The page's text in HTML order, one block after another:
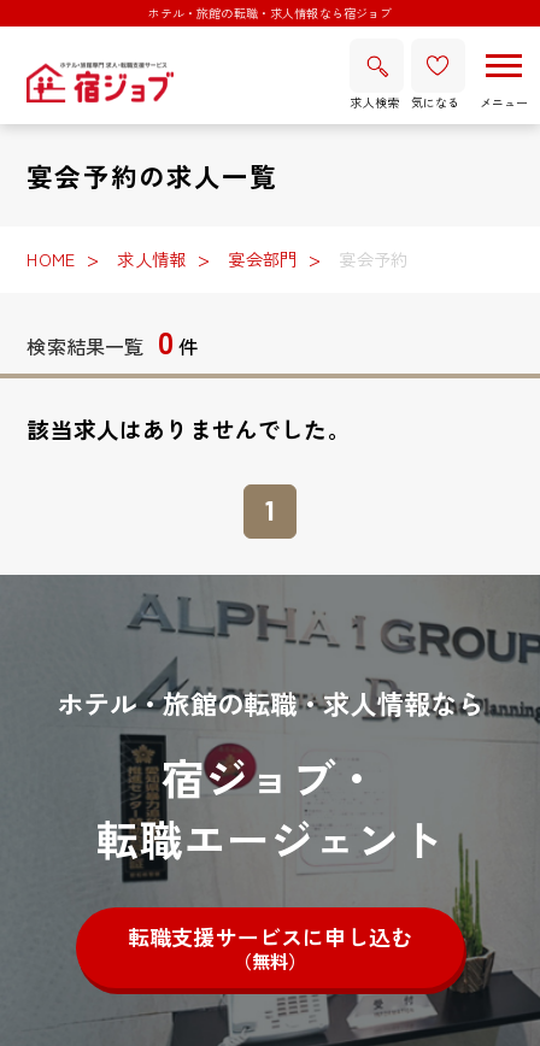
ホテル・旅館の転職・求人情報なら宿ジョブ
求人検索 気になる
宴会予約の求人一覧
HOME 求人情報 宴会部門 宴会予約
検索結果一覧 0 件
該当求人はありませんでした。
1
ホテル・旅館の転職・求人情報なら
宿ジョブ・
転職エージェント
転職支援サービスに申し込む
（無料）